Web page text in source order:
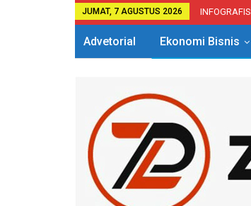
JUMAT, 7 AGUSTUS 2026 INFOGRAFIS
Advetorial Ekonomi Bisnis